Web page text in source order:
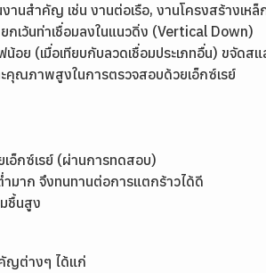
งานสำคัญ เช่น งานต่อเรือ, งานโครงสร้างเ
กเว้นท่าเชื่อมลงในแนวดิ่ง (Vertical Down)
อย (เมื่อเทียบกับลวดเชื่อมประเภทอื่น) ขจัดส
ณภาพสูงในการตรวจสอบด้วยเอ็กซ์เรย์
อ็กซ์เรย์ (ผ่านการทดสอบ)
ำมาก จึงทนทานต่อการแตกร้าวได้ดี
ชื้นสูง
คัญต่างๆ ได้แก่